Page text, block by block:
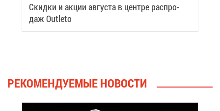
Скид­ки и ак­ции ав­гу­ста в цен­тре рас­про­
даж Outleto
РЕ­КО­МЕН­ДУ­Е­МЫЕ НО­ВО­СТИ